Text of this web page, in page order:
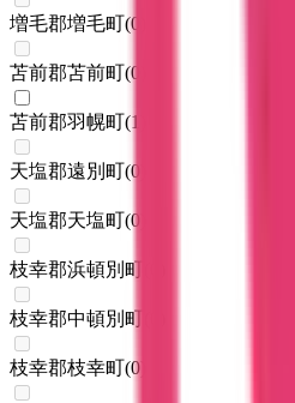
増毛郡増毛町(0
苫前郡苫前町(0
苫前郡羽幌町(1
天塩郡遠別町(0
天塩郡天塩町(0
枝幸郡浜頓別町
枝幸郡中頓別町
枝幸郡枝幸町(0